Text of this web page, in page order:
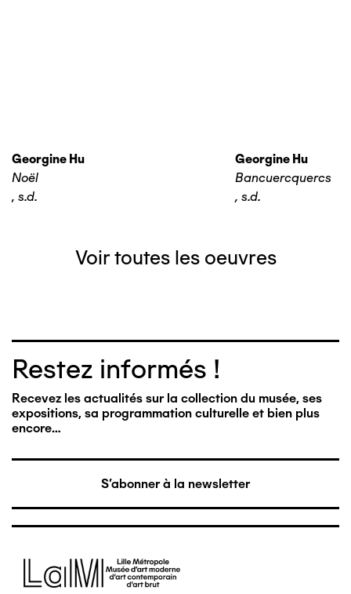
Georgine Hu
Noël
, s.d.
Georgine Hu
Bancuercquercs
, s.d.
Voir toutes les oeuvres
Restez informés !
Recevez les actualités sur la collection du musée, ses
expositions, sa programmation culturelle et bien plus
encore…
S'abonner à la newsletter
Image